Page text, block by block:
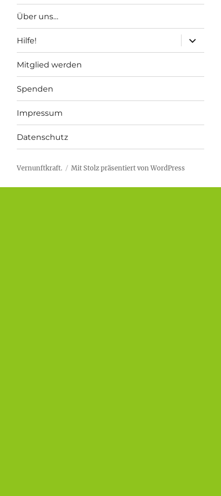
Über uns…
Hilfe!
anzeigen
Mitglied werden
Spenden
Impressum
Datenschutz
Vernunftkraft. Mit Stolz präsentiert von WordPress